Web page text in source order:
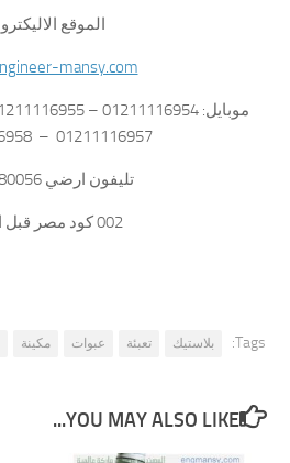
الموقع
mansy.com
01211116957 – 01211116958
تليفون ارضي 0225880056
002 كود مصر قبل الرقم
Tags: بلاستيك تعبئة عبوات مكينة
YOU MAY ALSO LIKE...